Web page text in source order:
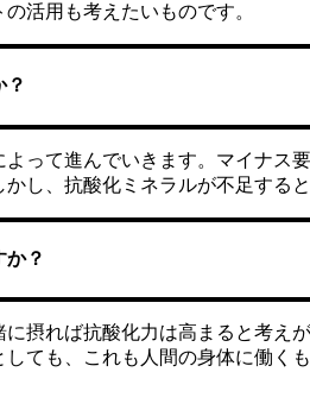
活用も考えたいものです。
？
って進んでいきます。マイナ
し、抗酸化ミネラルが不足する
か？
摂れば抗酸化力は高まると考
ても、これも人間の身体に働く